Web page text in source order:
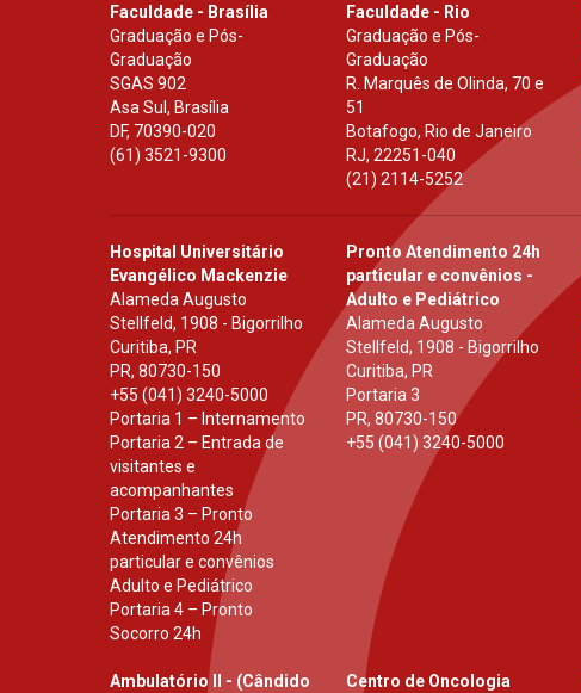
Faculdade - Brasília
Graduação e Pós-
Graduação
SGAS 902
Asa Sul, Brasília
DF, 70390-020
(61) 3521-9300
Faculdade - Rio
Graduação e Pós-
Graduação
R. Marquês de Olinda, 70 e
51
Botafogo, Rio de Janeiro
RJ,22251-040
(21) 2114-5252
Hospital Universitário
Evangélico Mackenzie
Alameda Augusto
Stellfeld, 1908 - Bigorrilho
Curitiba, PR
PR, 80730-150
+55 (041) 3240-5000
Portaria 1 – Internamento
Portaria 2 – Entrada de
visitantes e
acompanhantes
Portaria 3 – Pronto
Atendimento 24h
particular e convênios
Adulto e Pediátrico
Portaria 4 – Pronto
Socorro 24h
Pronto Atendimento 24h
particular e convênios -
Adulto e Pediátrico
Alameda Augusto
Stellfeld, 1908 - Bigorrilho
Curitiba, PR
Portaria 3
PR,80730-150
+55 (041) 3240-5000
Ambulatório II - (Cândido
Centro de Oncologia